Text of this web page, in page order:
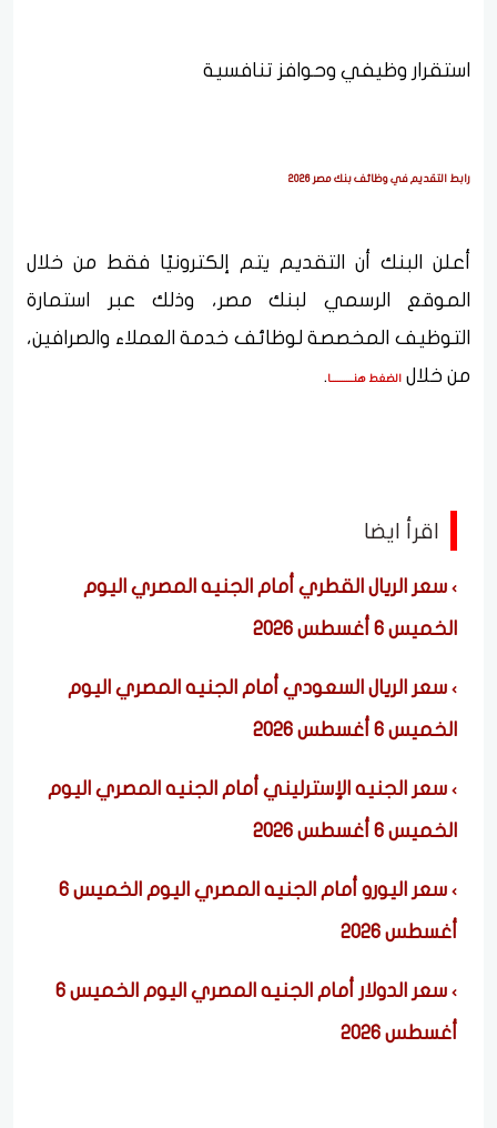
استقرار وظيفي وحوافز تنافسية
رابط التقديم في وظائف بنك مصر 2026
أعلن البنك أن التقديم يتم إلكترونيًا فقط من خلال
الموقع الرسمي لبنك مصر، وذلك عبر استمارة
التوظيف المخصصة لوظائف خدمة العملاء والصرافين،
من خلال
الضغط هنــــــــــا .
اقرأ ايضا
سعر الريال القطري أمام الجنيه المصري اليوم
الخميس 6 أغسطس 2026
سعر الريال السعودي أمام الجنيه المصري اليوم
الخميس 6 أغسطس 2026
سعر الجنيه الإسترليني أمام الجنيه المصري اليوم
الخميس 6 أغسطس 2026
سعر اليورو أمام الجنيه المصري اليوم الخميس 6
أغسطس 2026
سعر الدولار أمام الجنيه المصري اليوم الخميس 6
أغسطس 2026